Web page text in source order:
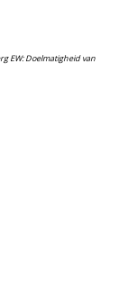
EW: Doelmatigheid van